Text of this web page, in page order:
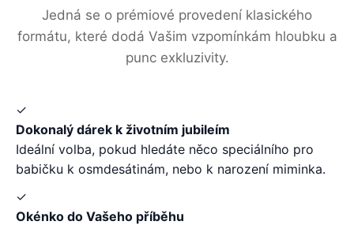
Jedná se o prémiové provedení klasického
formátu, které dodá Vašim vzpomínkám hloubku a
punc exkluzivity.
✓
Dokonalý dárek k životním jubileím
Ideální volba, pokud hledáte něco speciálního pro
babičku k osmdesátinám, nebo k narození miminka.
✓
Okénko do Vašeho příběhu